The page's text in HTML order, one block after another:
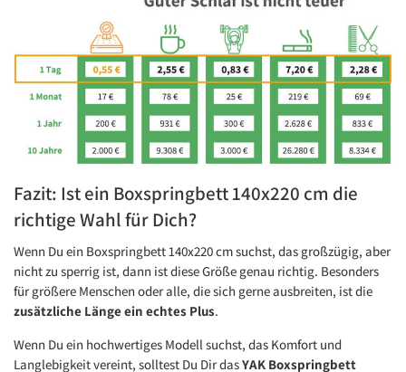
Fazit: Ist ein Boxspringbett 140x220 cm die
richtige Wahl für Dich?
Wenn Du ein Boxspringbett 140x220 cm suchst, das großzügig, aber
nicht zu sperrig ist, dann ist diese Größe genau richtig. Besonders
für größere Menschen oder alle, die sich gerne ausbreiten, ist die
zusätzliche Länge ein echtes Plus.
Wenn Du ein hochwertiges Modell suchst, das Komfort und
Langlebigkeit vereint, solltest Du Dir dasYAK Boxspringbett